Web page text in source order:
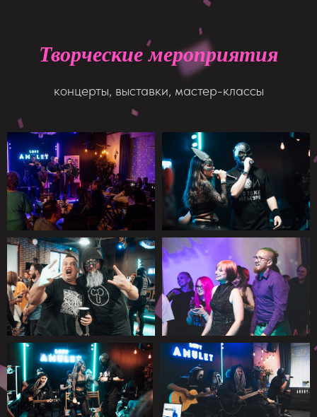
Творческие мероприятия
концерты, выставки, мастер-классы